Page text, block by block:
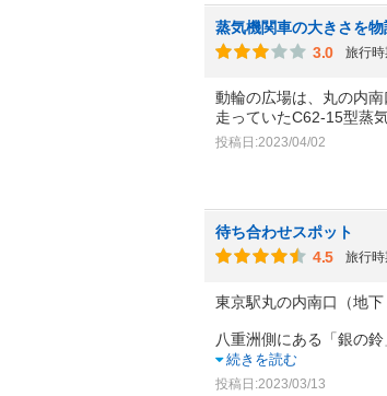
蒸気機関車の大きさを
3.0
旅行時
動輪の広場は、丸の内
走っていたC62-15型蒸
投稿日:2023/04/02
待ち合わせスポット
4.5
旅行時
東京駅丸の内南口（地下
八重洲側にある「銀の
続きを読む
投稿日:2023/03/13